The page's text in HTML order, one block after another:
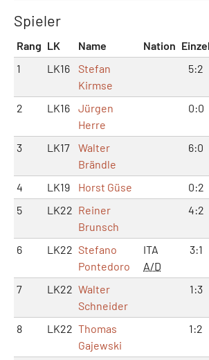
Spieler
Rang LK Name Nation Einzel
1
LK16
Stefan
Kirmse
5:2
2 LK16
Jürgen
Herre
0:0
3 LK17
Walter
Brändle
6:0
4 LK19 Horst Güse 0:2
5
LK22 Reiner
Brunsch
4:2
6 LK22 Stefano
Pontedoro
ITA
A/D
3:1
7 LK22 Walter
Schneider
1:3
8 LK22 Thomas
Gajewski
1:2